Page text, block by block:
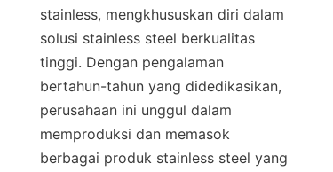
stainless, mengkhususkan diri dalam
solusi stainless steel berkualitas
tinggi. Dengan pengalaman
bertahun-tahun yang didedikasikan,
perusahaan ini unggul dalam
memproduksi dan memasok
berbagai produk stainless steel yang